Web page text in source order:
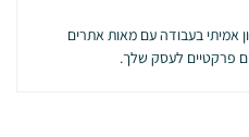
בעבודה עם מאות אתרים
פרקטיים לעסק שלך.